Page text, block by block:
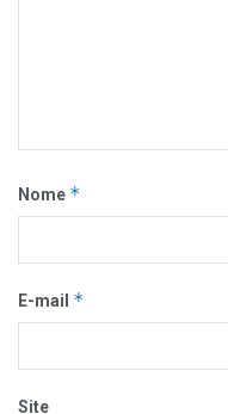
Nome *
E-mail *
Site